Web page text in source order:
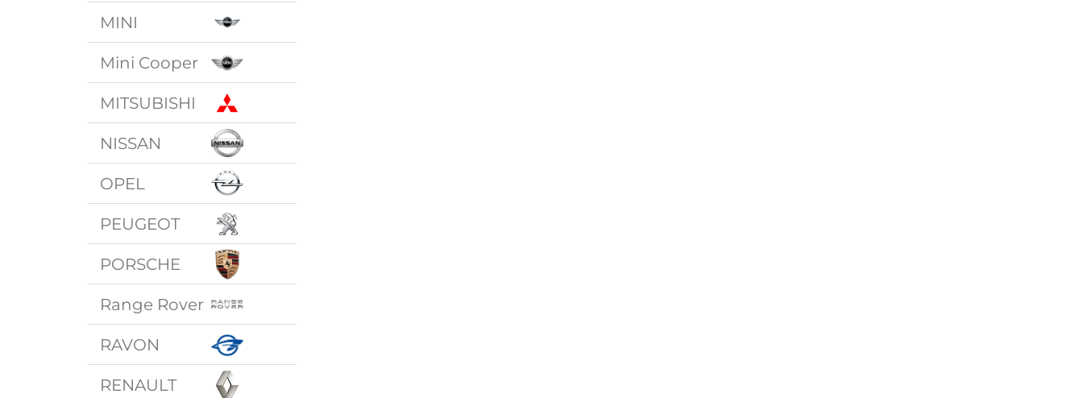
MINI
Mini Cooper
MITSUBISHI
NISSAN
OPEL
PEUGEOT
PORSCHE
Range Rover
RAVON
RENAULT